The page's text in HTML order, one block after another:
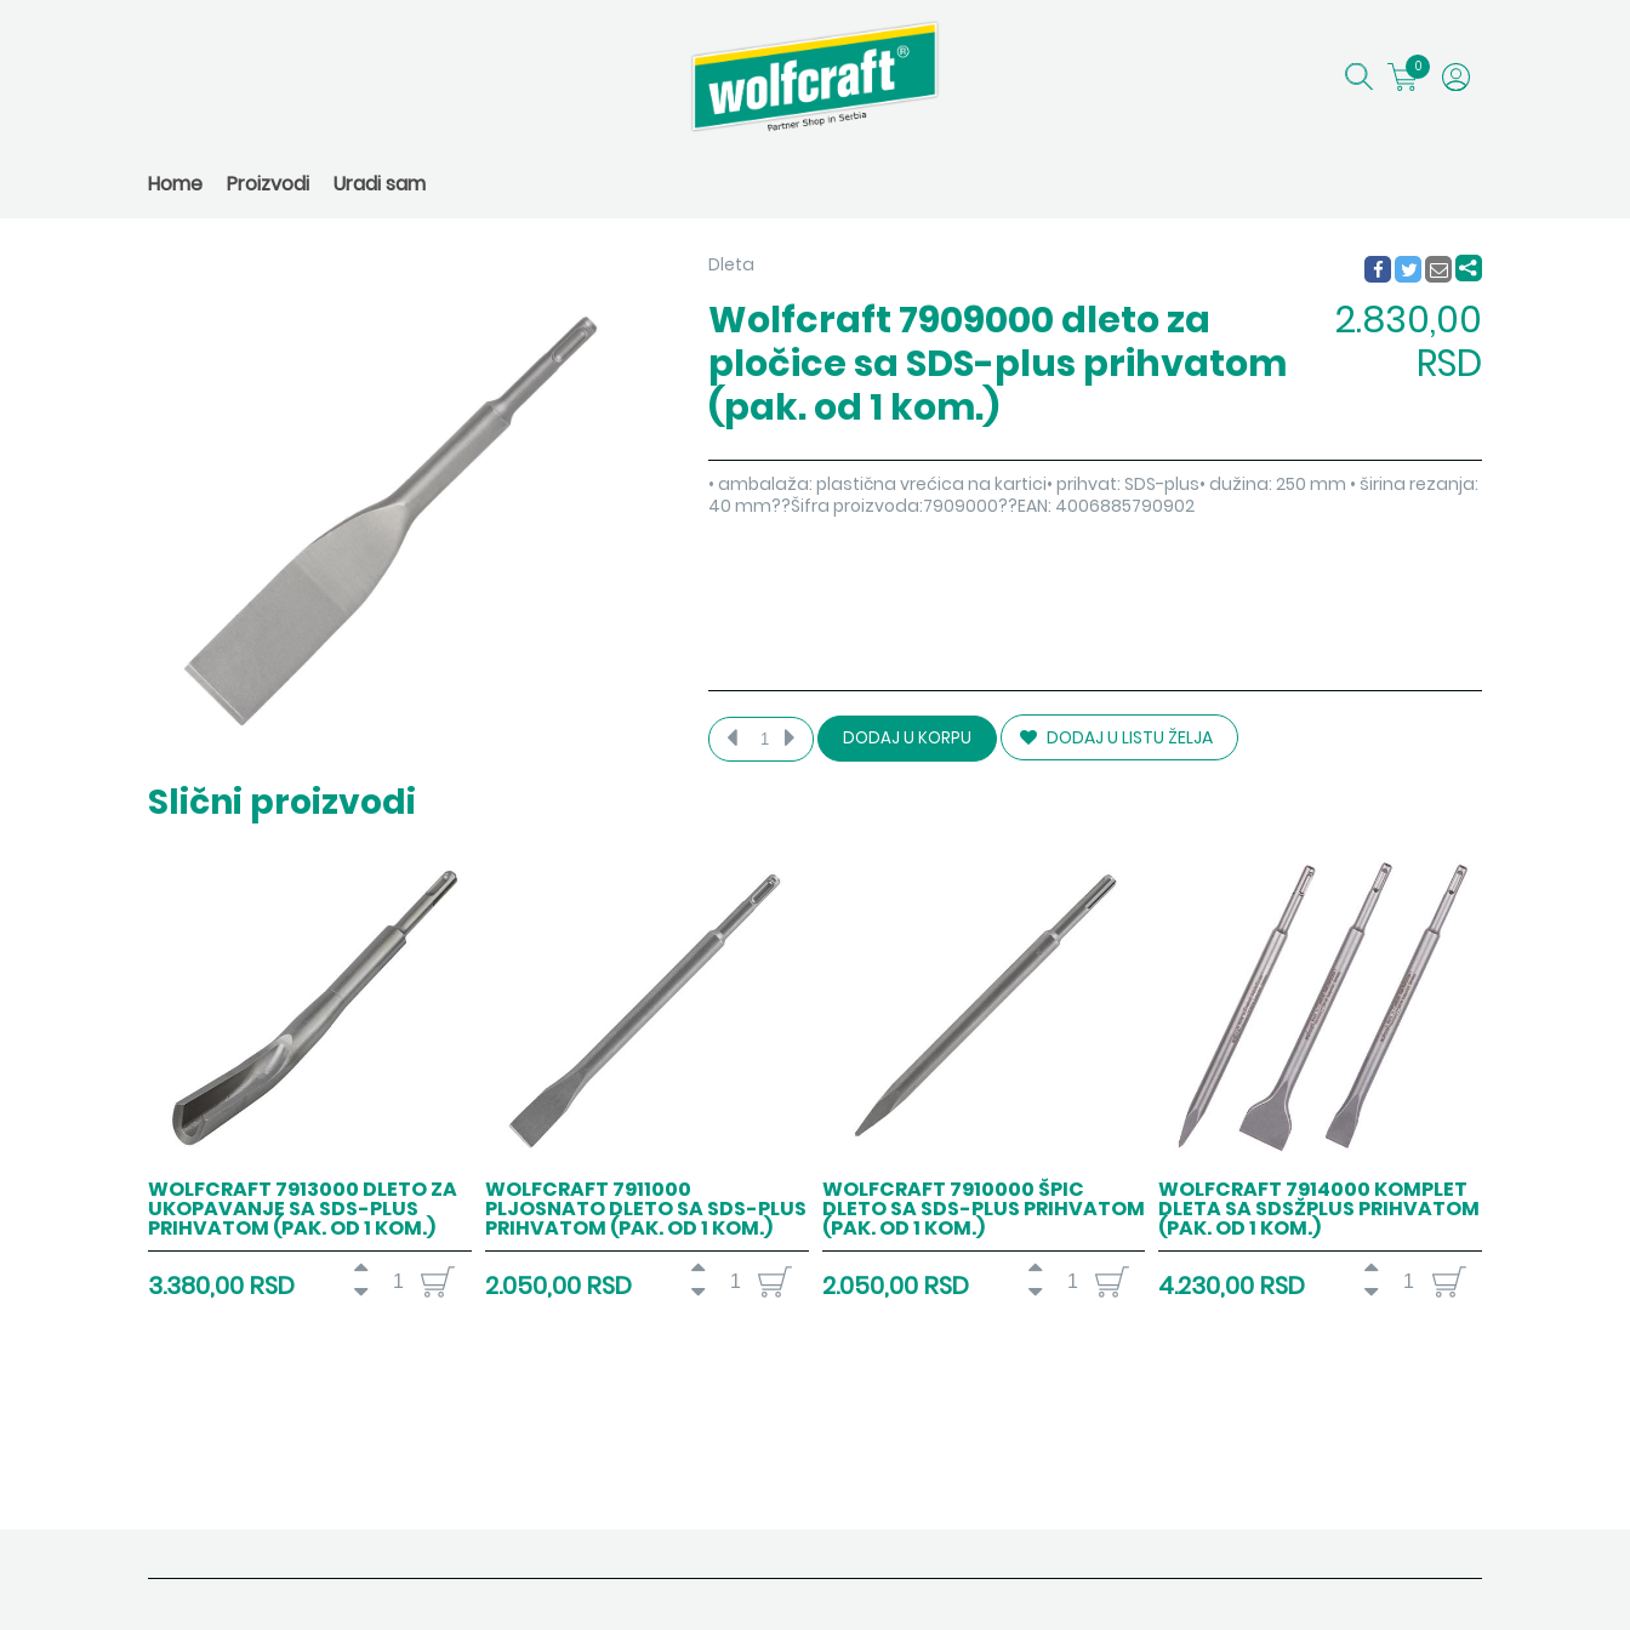
0
Home Proizvodi Uradi sam
Dleta
Wolfcraft 7909000 dleto za
pločice sa SDS-plus prihvatom
(pak. od 1 kom.)
2.830,00
RSD
• ambalaža: plastična vrećica na kartici• prihvat: SDS-plus• dužina: 250 mm • širina rezanja:
40 mm??Šifra proizvoda:7909000??EAN: 4006885790902
DODAJ U KORPU DODAJ U LISTU ŽELJA
Slični proizvodi
WOLFCRAFT 7913000 DLETO ZA
UKOPAVANJE SA SDS-PLUS
PRIHVATOM (PAK. OD 1 KOM.)
3.380,00 RSD
WOLFCRAFT 7911000
PLJOSNATO DLETO SA SDS-PLUS
PRIHVATOM (PAK. OD 1 KOM.)
2.050,00 RSD
WOLFCRAFT 7910000 ŠPIC
DLETO SA SDS-PLUS PRIHVATOM
(PAK. OD 1 KOM.)
2.050,00 RSD
WOLFCRAFT 7914000 KOMPLET
DLETA SA SDSŽPLUS PRIHVATOM
(PAK. OD 1 KOM.)
4.230,00 RSD